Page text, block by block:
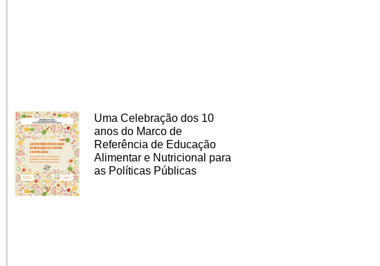
Uma Celebração dos 10
anos do Marco de
Referência de Educação
Alimentar e Nutricional para
as Políticas Públicas